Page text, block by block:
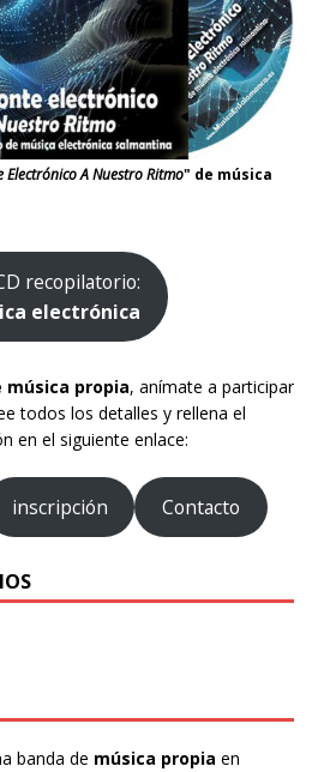
Electrónico A Nuestro Ritmo" de música
recopilatorio:
electrónica
música propia, anímate a participar
todos los detalles y rellena el
en el siguiente enlace:
inscripción Contacto
banda de música propia en